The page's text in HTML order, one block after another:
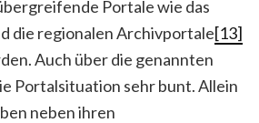
Portale wie das
die regionalen Archivportale[13]
Auch über die genannten
Portalsituation sehr bunt. Allein
neben ihren